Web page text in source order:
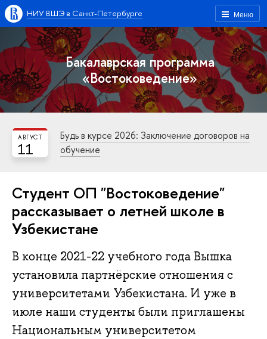
Меню
НИУ ВШЭ в Санкт-Петербурге
Бакалаврская программа
«Востоковедение»
11
АВГУСТ
Будь в курсе 2026: Заключение договоров на
обучение
Студент ОП "Востоковедение"
рассказывает о летней школе в
Узбекистане
В конце 2021-22 учебного года Вышка
установила партнёрские отношения с
университетами Узбекистана. И уже в
июле наши студенты были приглашены
Национальным университетом